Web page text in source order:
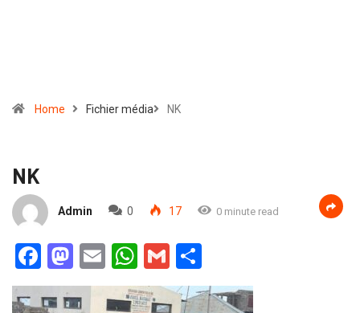
Home Fichier média NK
NK
Admin 0 17 0 minute read
Facebook
Mastodon
EmailWhatsApp
Gmail